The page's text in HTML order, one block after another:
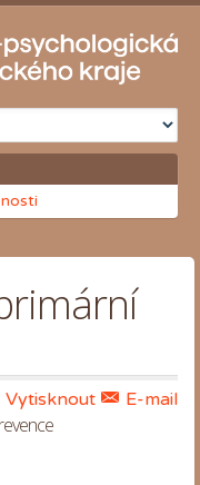
E-mail
Vytisknout